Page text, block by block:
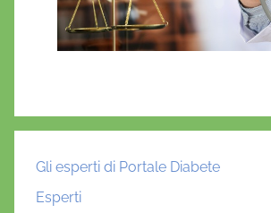
Gli esperti di Portale Diabete
Esperti